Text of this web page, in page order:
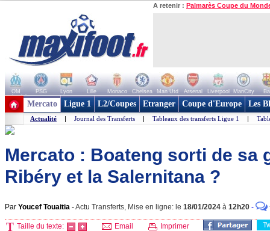
A retenir : Palmarès Coupe du
OM PSG Lyon Lille Monaco Chelsea Man Utd Arsenal Liverpool ManCity
+ de clubs
Mercato Ligue 1 L2/Coupes Etranger Coupe d'Europe Les
Actualité | Journal des Transferts | Tableaux des transferts Ligue 1 |
Mercato : Boateng sorti de sa
Ribéry et la Salernitana ?
Par Youcef Touaitia -Actu Transferts, Mise en ligne: le 18/01/2024 à 12h20 -
Taille du texte: Email Imprimer